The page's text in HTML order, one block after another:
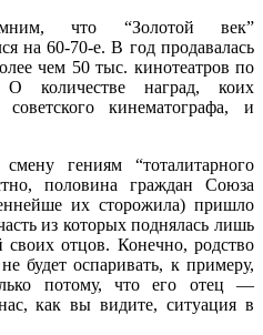
что “Золотой век”
на 60-70-е. В год продавалась
чем 50 тыс. кинотеатров по
О количестве наград, коих
советского кинематографа, и
гениям “тоталитарного
половина граждан Союза
их сторожила) пришло
из которых поднялась лишь
отцов. Конечно, родство
будет оспаривать, к примеру,
потому, что его отец —
как вы видите, ситуация в